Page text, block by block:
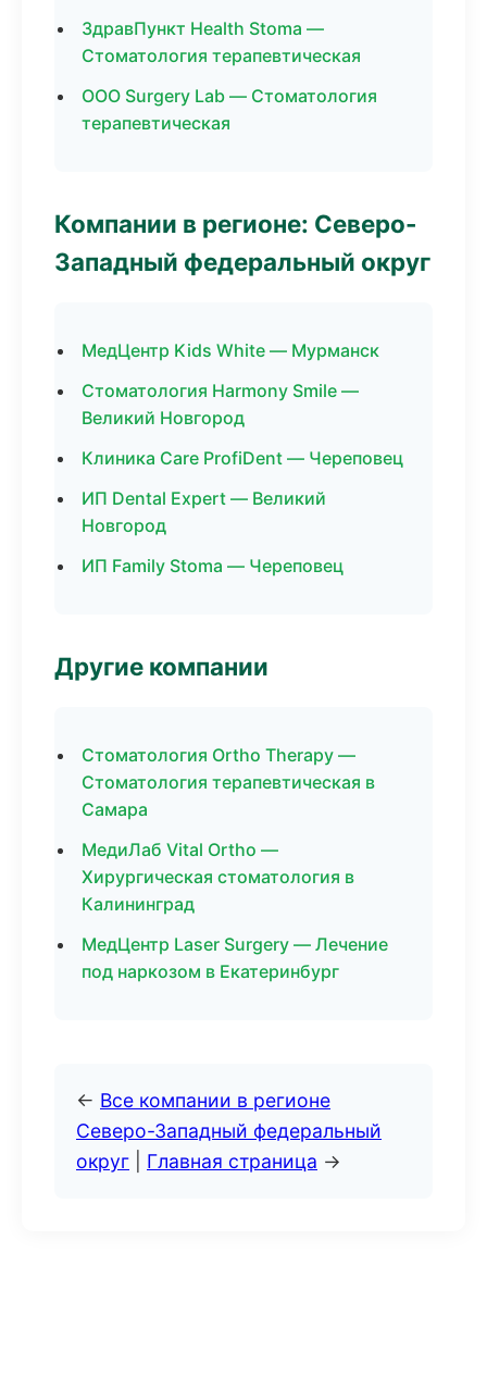
ЗдравПункт Health Stoma —
Стоматология терапевтическая
ООО Surgery Lab — Стоматология
терапевтическая
Компании в регионе: Северо-
Западный федеральный округ
МедЦентр Kids White — Мурманск
Стоматология Harmony Smile —
Великий Новгород
Клиника Care ProfiDent — Череповец
ИП Dental Expert — Великий
Новгород
ИП Family Stoma — Череповец
Другие компании
Стоматология Ortho Therapy —
Стоматология терапевтическая в
Самара
МедиЛаб Vital Ortho —
Хирургическая стоматология в
Калининград
МедЦентр Laser Surgery — Лечение
под наркозом в Екатеринбург
← Все компании в регионе
Северо-Западный федеральный
округ
Главная страница →